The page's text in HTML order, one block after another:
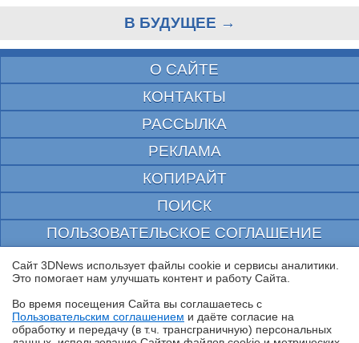
В БУДУЩЕЕ →
О САЙТЕ
КОНТАКТЫ
РАССЫЛКА
РЕКЛАМА
КОПИРАЙТ
ПОИСК
ПОЛЬЗОВАТЕЛЬСКОЕ СОГЛАШЕНИЕ
ЗАЩИЩЕНО CURATOR
© 1997—2026 Электронное периодическое издание "3ДНьюс" | Свидетельство о
выдано Федеральной Службой по надзору за соблюдением законодательства в сфере
массовых коммуникаций и охране культурного наследия
При цитировании документа ссылка на сайт с указанием автора обязательна. Полное
Сайт 3DNews использует файлы cookie и сервисы аналитики.
Это помогает нам улучшать контент и работу Cайта.
Во время посещения Cайта вы соглашаетесь с
Пользовательским соглашением и даёте согласие на
обработку и передачу (в т.ч. трансграничную) персональных